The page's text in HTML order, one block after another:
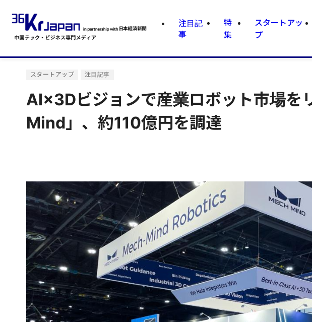
注目記
事
特
集
スタートアッ
プ
スタートアップ 注目記事
AI×3Dビジョンで産業ロボット市場を
Mind」、約110億円を調達